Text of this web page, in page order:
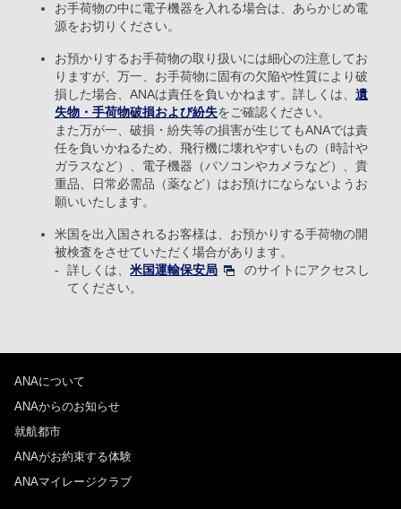
お手荷物の中に電子機器を入れる場合は、あらかじめ電
源をお切りください。
お預かりするお手荷物の取り扱いには細心の注意してお
りますが、万一、お手荷物に固有の欠陥や性質により破
損した場合、ANAは責任を負いかねます。詳しくは、 遺
失物・手荷物破損および紛失をご確認ください。
また万が一、破損・紛失等の損害が生じてもANAでは責
任を負いかねるため、飛行機に壊れやすいもの（時計や
ガラスなど）、電子機器（パソコンやカメラなど）、貴
重品、日常必需品（薬など）はお預けにならないようお
願いいたします。
米国を出入国されるお客様は、お預かりする手荷物の開
被検査をさせていただく場合があります。
詳しくは、米国運輸保安局
のサイトにアクセスし
てください。
ANAについて
ANAからのお知らせ
就航都市
ANAがお約束する体験
ANAマイレージクラブ